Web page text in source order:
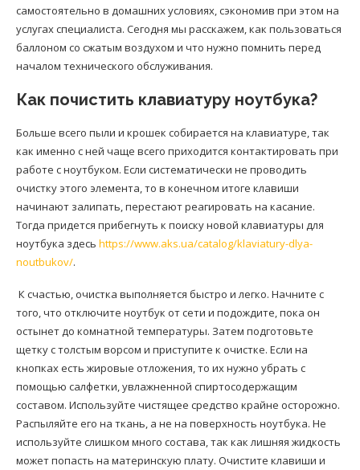
самостоятельно в домашних условиях, сэкономив при этом на
услугах специалиста. Сегодня мы расскажем, как пользоваться
баллоном со сжатым воздухом и что нужно помнить перед
началом технического обслуживания.
Как почистить клавиатуру ноутбука?
Больше всего пыли и крошек собирается на клавиатуре, так
как именно с ней чаще всего приходится контактировать при
работе с ноутбуком. Если систематически не проводить
очистку этого элемента, то в конечном итоге клавиши
начинают залипать, перестают реагировать на касание.
Тогда придется прибегнуть к поиску новой клавиатуры для
ноутбука здесь https://www.aks.ua/catalog/klaviatury-dlya-
noutbukov/.
К счастью, очистка выполняется быстро и легко. Начните с
того, что отключите ноутбук от сети и подождите, пока он
остынет до комнатной температуры. Затем подготовьте
щетку с толстым ворсом и приступите к очистке. Если на
кнопках есть жировые отложения, то их нужно убрать с
помощью салфетки, увлажненной спиртосодержащим
составом. Используйте чистящее средство крайне осторожно.
Распыляйте его на ткань, а не на поверхность ноутбука. Не
используйте слишком много состава, так как лишняя жидкость
может попасть на материнскую плату. Очистите клавиши и